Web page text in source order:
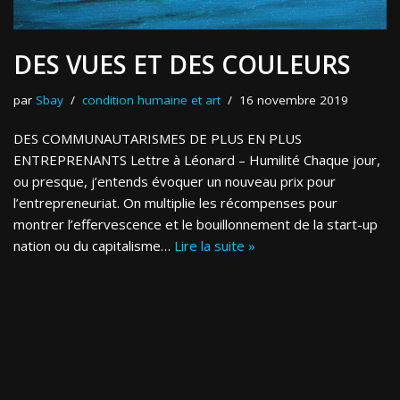
DES VUES ET DES COULEURS
par Sbay condition humaine et art 16 novembre 2019
DES COMMUNAUTARISMES DE PLUS EN PLUS
ENTREPRENANTS Lettre à Léonard – Humilité Chaque jour,
ou presque, j’entends évoquer un nouveau prix pour
l’entrepreneuriat. On multiplie les récompenses pour
montrer l’effervescence et le bouillonnement de la start-up
nation ou du capitalisme… Lire la suite »